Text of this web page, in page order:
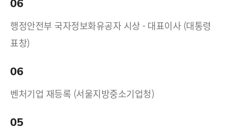
06
행정안전부 국자정보화유공자 시상 - 대표이사 (대통령
표창)
06
벤처기업 재등록 (서울지방중소기업청)
05